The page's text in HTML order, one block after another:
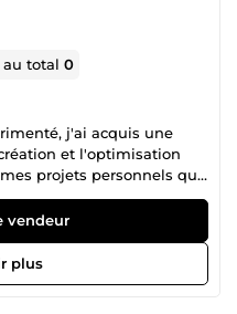
au total0
j'ai acquis une
et l'optimisation
projets personnels que
j'ai été amené à
pour améliorer et
expérience à votre
de retouche photo en
Que ce soit pour des
vendeur
plus